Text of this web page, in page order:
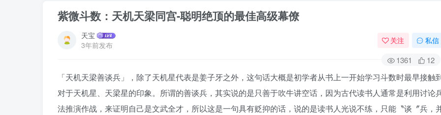
紫微斗数：天机天梁同宫-聪明绝顶的最佳高级幕僚
天宝
3年前发布
关注 私信
1361 12
「天机天梁善谈兵」，除了天机星代表是姜子牙之外，这句话大概是初学者从书上一开始学习斗数时最早接触
对于天机星、天梁星的印象。所谓的善谈兵，其实说的是只善于吹牛讲空话，因为古代读书人通常是利用讨论
法推演作战，来证明自己是文武全才，所以这是一句具有贬抑的话，说的是读书人光说不练，只能〝谈〞兵，